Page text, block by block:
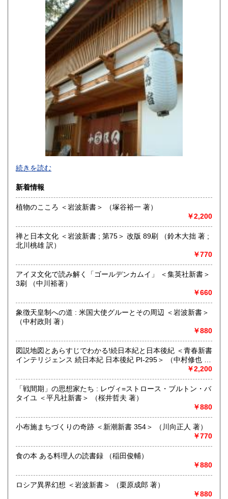
600円 大分県
600円 鹿児島県
600円
追分コロニーは「豊かな暮らし」をテーマにした「村の古本
屋」です。人が精神的に豊かな生活を送るための 様々な遊び
的「衣・食・住、アート、音楽、旅、 趣味、健康、文芸、経
済、社会、哲学、政治」 等の幅広いテーマを扱います。
「日本の古本屋」で販売している古本は、隣りの「文化磁場
油や」で一部展示販売も春～秋にしています、堀辰雄、立原
道造、加藤周一などのゆかりの土地柄です。信州にお越しの
沿線名：しなの鉄道
最寄駅：信濃追分駅
定休日：火・水曜日(夏季:毎日営業、冬季:天気次第)
書籍の買取について
◇近隣であれば書籍の買取をしています。少数であれば店へ
の持ち込み、あるいは量が多い場合はまずは電話などで相談
をさせていただくこともあります。
買取が出来る本とそうでない本があります、メール・電話等
で連絡頂ければと思います。
哲学宗教、歴史、社会科学、美術工芸、外国文学、趣味、サ
続きを読む
新着情報
植物のこころ ＜岩波新書＞ （塚谷裕一 著）
￥2,200
禅と日本文化 ＜岩波新書 ; 第75＞ 改版 89刷 （鈴木大拙 著 ;
北川桃雄 訳）
￥770
アイヌ文化で読み解く「ゴールデンカムイ」 ＜集英社新書＞
3刷 （中川裕著）
￥660
象徴天皇制への道 : 米国大使グルーとその周辺 ＜岩波新書＞
（中村政則 著）
￥880
図説地図とあらすじでわかる!続日本紀と日本後紀 ＜青春新書
インテリジェンス 続日本紀 日本後紀 PI-295＞ （中村修也 監
￥2,200
「戦間期」の思想家たち : レヴィ=ストロース・ブルトン・バ
タイユ ＜平凡社新書＞ （桜井哲夫 著）
￥880
小布施まちづくりの奇跡 ＜新潮新書 354＞ （川向正人 著）
￥770
食の本 ある料理人の読書録 （稲田俊輔）
￥880
ロシア異界幻想 ＜岩波新書＞ （栗原成郎 著）
￥880